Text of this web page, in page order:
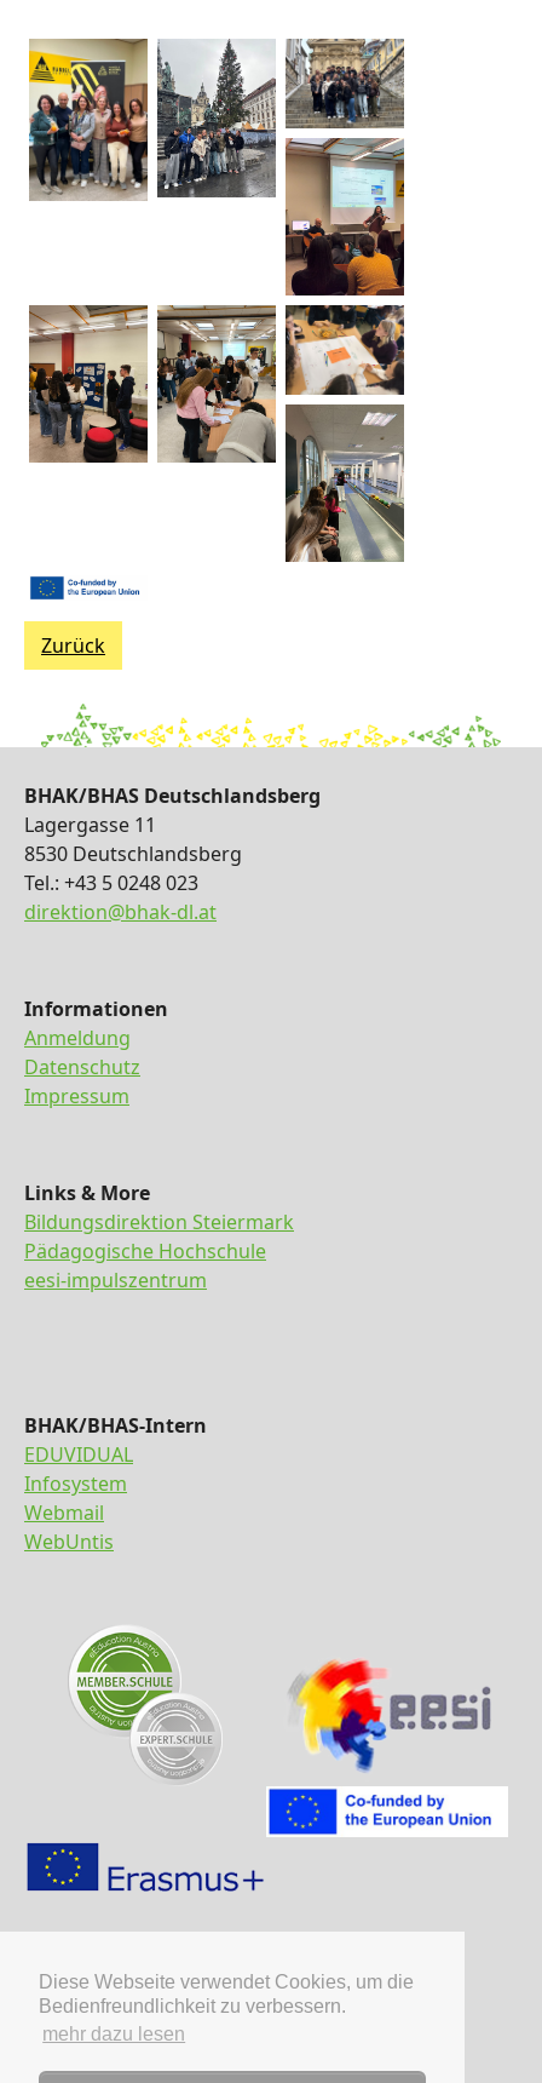
Diese Webseite verwendet Cookies, um die
Bedienfreundlichkeit zu verbessern.
mehr dazu lesen
Zurück
BHAK/BHAS Deutschlandsberg
Lagergasse 11
8530 Deutschlandsberg
Tel.: +43 5 0248 023
direktion@bhak-dl.at
Informationen
Anmeldung
Datenschutz
Impressum
Links & More
Bildungsdirektion Steiermark
Pädagogische Hochschule
eesi-impulszentrum
BHAK/BHAS-Intern
EDUVIDUAL
Infosystem
Webmail
WebUntis